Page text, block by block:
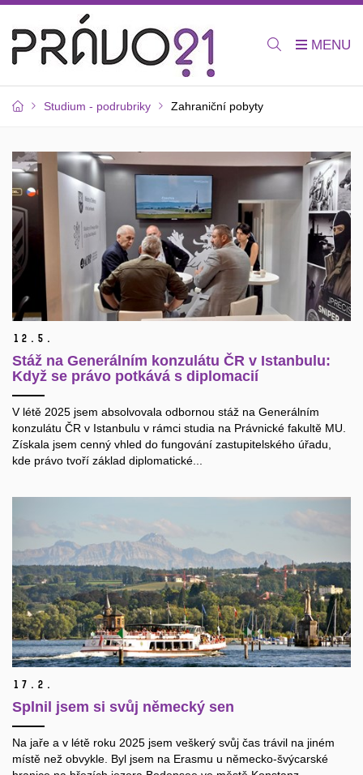
Studium - podrubriky Zahraniční pobyty
12. 5.
Stáž na Generálním konzulátu ČR v Istanbulu:
Když se právo potkává s diplomacií
V létě 2025 jsem absolvovala odbornou stáž na Generálním
konzulátu ČR v Istanbulu v rámci studia na Právnické fakultě MU.
Získala jsem cenný vhled do fungování zastupitelského úřadu,
kde právo tvoří základ diplomatické...
17. 2.
Splnil jsem si svůj německý sen
Na jaře a v létě roku 2025 jsem veškerý svůj čas trávil na jiném
místě než obvykle. Byl jsem na Erasmu u německo-švýcarské